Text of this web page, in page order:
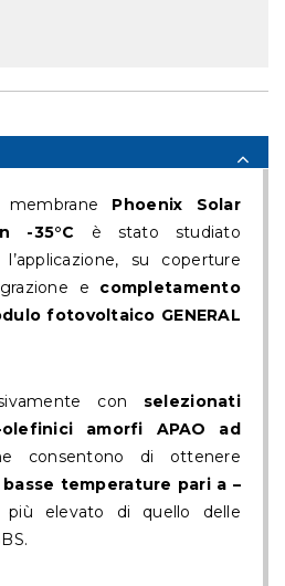
Phoenix Solar
-35°C è stato studiato
su coperture
e completamento
fotovoltaico GENERAL
con selezionati
amorfi APAO ad
consentono di ottenere
temperature pari a –
più elevato di quello delle